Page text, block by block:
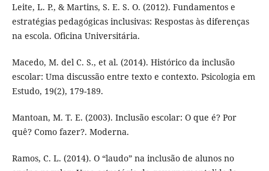
Leite, L. P., & Martins, S. E. S. O. (2012). Fundamentos e
estratégias pedagógicas inclusivas: Respostas às diferenças
na escola. Oficina Universitária.
Macedo, M. del C. S., et al. (2014). Histórico da inclusão
escolar: Uma discussão entre texto e contexto. Psicologia em
Estudo, 19(2), 179-189.
Mantoan, M. T. E. (2003). Inclusão escolar: O que é? Por
quê? Como fazer?. Moderna.
Ramos, C. L. (2014). O “laudo” na inclusão de alunos no